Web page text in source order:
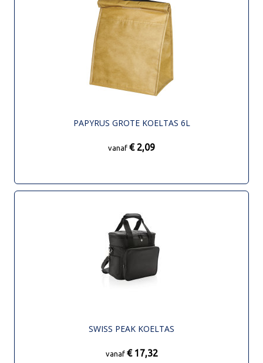
PAPYRUS GROTE KOELTAS 6L
vanaf € 2,09
SWISS PEAK KOELTAS
vanaf € 17,32